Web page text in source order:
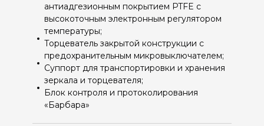
антиадгезионным покрытием PTFE с
высокоточным электронным регулятором
температуры;
Торцеватель закрытой конструкции с
предохранительным микровыключателем;
Суппорт для транспортировки и хранения
зеркала и торцевателя;
Блок контроля и протоколирования
«Барбара»